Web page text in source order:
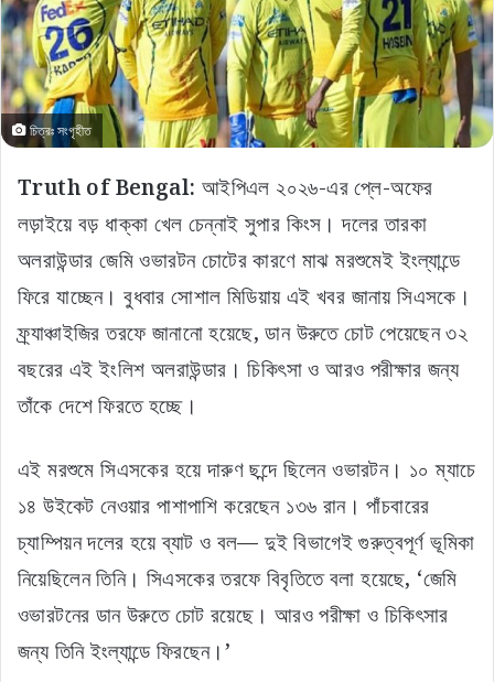
চিত্রঃ সংগৃহীত
Truth of Bengal: আইপিএল ২০২৬-এর প্লে-অফের
লড়াইয়ে বড় ধাক্কা খেল চেন্নাই সুপার কিংস। দলের তারকা
অলরাউন্ডার জেমি ওভারটন চোটের কারণে মাঝ মরশুমেই ইংল্যান্ডে
ফিরে যাচ্ছেন। বুধবার সোশাল মিডিয়ায় এই খবর জানায় সিএসকে।
ফ্র্যাঞ্চাইজির তরফে জানানো হয়েছে, ডান উরুতে চোট পেয়েছেন ৩২
বছরের এই ইংলিশ অলরাউন্ডার। চিকিৎসা ও আরও পরীক্ষার জন্য
তাঁকে দেশে ফিরতে হচ্ছে।
এই মরশুমে সিএসকের হয়ে দারুণ ছন্দে ছিলেন ওভারটন। ১০ ম্যাচে
১৪ উইকেট নেওয়ার পাশাপাশি করেছেন ১৩৬ রান। পাঁচবারের
চ্যাম্পিয়ন দলের হয়ে ব্যাট ও বল— দুই বিভাগেই গুরুত্বপূর্ণ ভূমিকা
নিয়েছিলেন তিনি। সিএসকের তরফে বিবৃতিতে বলা হয়েছে, ‘জেমি
ওভারটনের ডান উরুতে চোট রয়েছে। আরও পরীক্ষা ও চিকিৎসার
জন্য তিনি ইংল্যান্ডে ফিরছেন।’